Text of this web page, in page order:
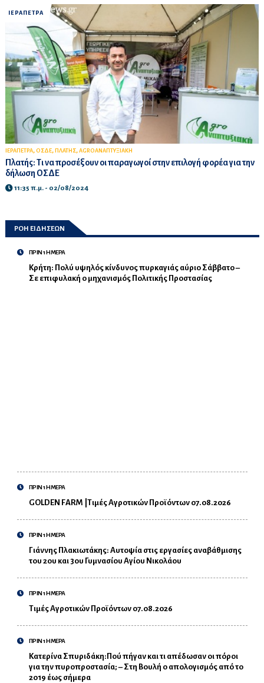
ΙΕΡΑΠΕΤΡΑ
ΙΕΡΑΠΕΤΡΑ, ΟΣΔΕ, ΠΛΑΤΗΣ, AGROΑΝΑΠΤΥΞΙΑΚΗ
Πλατής: Τι να προσέξουν οι παραγωγοί στην επιλογή φορέα για την
δήλωση ΟΣΔΕ
11:35 π.μ. - 02/08/2024
ΡΟΗ ΕΙΔΗΣΕΩΝ
ΠΡΙΝ 1 ΗΜΕΡΑ
Κρήτη: Πολύ υψηλός κίνδυνος πυρκαγιάς αύριο Σάββατο –
Σε επιφυλακή ο μηχανισμός Πολιτικής Προστασίας
ΠΡΙΝ 1 ΗΜΕΡΑ
GOLDEN FARM |Τιμές Αγροτικών Προϊόντων 07.08.2026
ΠΡΙΝ 1 ΗΜΕΡΑ
Γιάννης Πλακιωτάκης: Αυτοψία στις εργασίες αναβάθμισης
του 2ου και 3ου Γυμνασίου Αγίου Νικολάου
ΠΡΙΝ 1 ΗΜΕΡΑ
Τιμές Αγροτικών Προϊόντων 07.08.2026
ΠΡΙΝ 1 ΗΜΕΡΑ
Κατερίνα Σπυριδάκη:Πού πήγαν και τι απέδωσαν οι πόροι
για την πυροπροστασία; – Στη Βουλή ο απολογισμός από το
2019 έως σήμερα